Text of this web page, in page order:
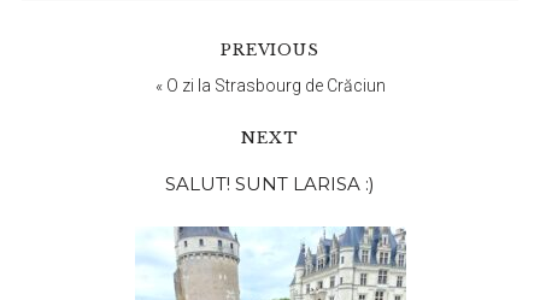
PREVIOUS
« O zi la Strasbourg de Crăciun
NEXT
principală
SALUT! SUNT LARISA :)